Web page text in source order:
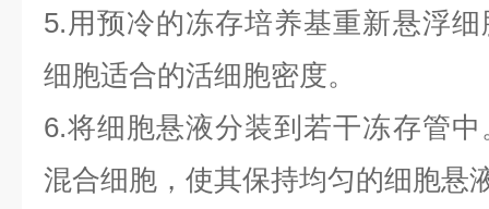
5.用预冷的冻存培养基重新悬浮
细胞适合的活细胞密度。
6.将细胞悬液分装到若干冻存管
混合细胞，使其保持均匀的细胞悬